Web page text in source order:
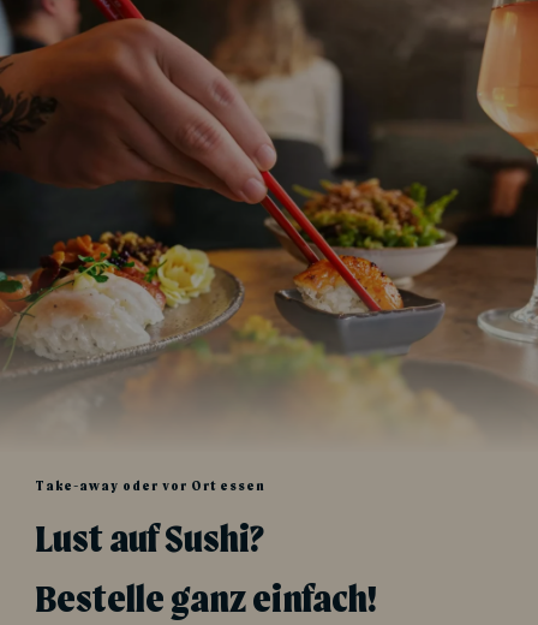
Take-away oder vor Ort essen
Lust auf Sushi?
Bestelle ganz einfach!